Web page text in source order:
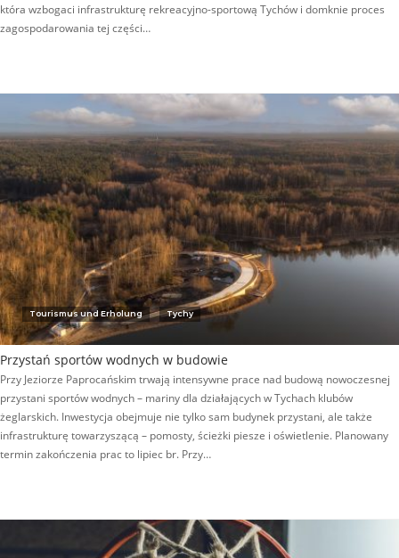
która wzbogaci infrastrukturę rekreacyjno-sportową Tychów i domknie proces
zagospodarowania tej części…
Tourismus und Erholung Tychy
Przystań sportów wodnych w budowie
Przy Jeziorze Paprocańskim trwają intensywne prace nad budową nowoczesnej
przystani sportów wodnych – mariny dla działających w Tychach klubów
żeglarskich. Inwestycja obejmuje nie tylko sam budynek przystani, ale także
infrastrukturę towarzyszącą – pomosty, ścieżki piesze i oświetlenie. Planowany
termin zakończenia prac to lipiec br. Przy…